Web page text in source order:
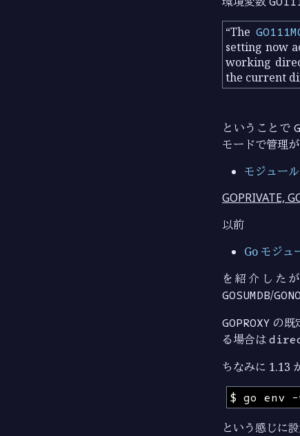
The
setting now
working
the current
ということで
モードで管理
モジュー
GOPRIVATE,
以前
Go モジュ
を紹介した
GOSUMDB/
GOPROXY の既
る場合は
ちなみに 1.13
という感じに